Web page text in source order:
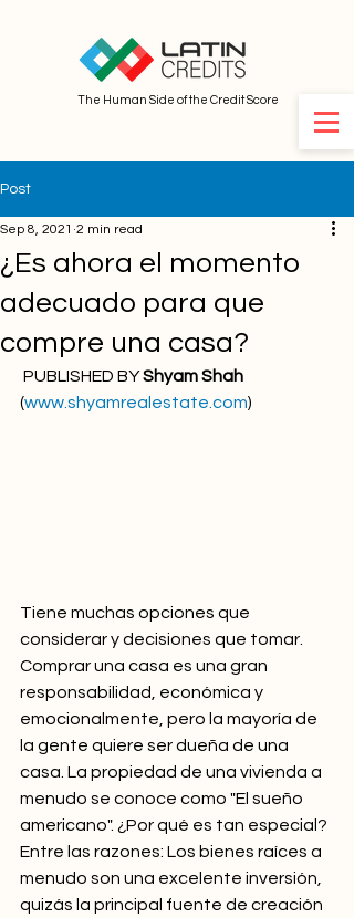
The Human Side of the Credit Score
Post
¿Es ahora el momento
adecuado para que
compre una casa?
Sep 8, 2021 2 min read
PUBLISHED BY Shyam Shah
(www.shyamrealestate.com)
Tiene muchas opciones que
considerar y decisiones que tomar.
Comprar una casa es una gran
responsabilidad, económica y
emocionalmente, pero la mayoría de
la gente quiere ser dueña de una
casa. La propiedad de una vivienda a
menudo se conoce como "El sueño
americano". ¿Por qué es tan especial?
Entre las razones: Los bienes raíces a
menudo son una excelente inversión,
quizás la principal fuente de creación